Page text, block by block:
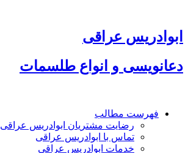
محتوا
ابوادریس عراقی
دعانویسی و انواع طلسمات
فهرست مطالب
رضایت مشتریان ابوادریس عراقی
تماس با ابوادریس عراقی
خدمات ابوادریس عراقی